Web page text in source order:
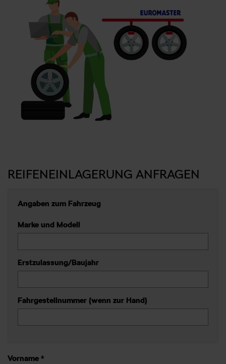
REIFENEINLAGERUNG ANFRAGEN
Angaben zum Fahrzeug
Marke und Modell
Erstzulassung/Baujahr
Fahrgestellnummer (wenn zur Hand)
Vorname *